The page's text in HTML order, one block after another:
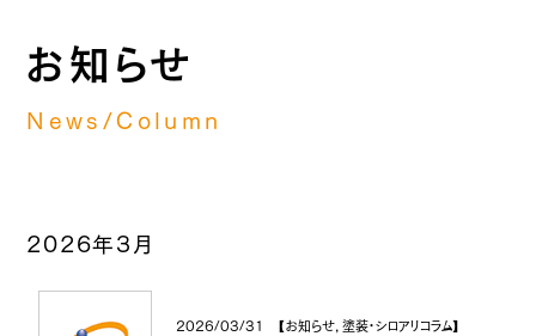
お知らせ
News/Column
2026年3月
2026/03/31 【お知らせ,塗装・シロアリコラム】